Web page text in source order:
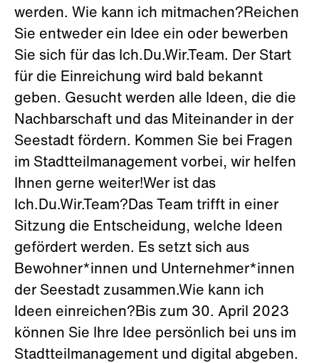
werden. Wie kann ich mitmachen?Reichen
Sie entweder ein Idee ein oder bewerben
Sie sich für das Ich.Du.Wir.Team. Der Start
für die Einreichung wird bald bekannt
geben. Gesucht werden alle Ideen, die die
Nachbarschaft und das Miteinander in der
Seestadt fördern. Kommen Sie bei Fragen
im Stadtteilmanagement vorbei, wir helfen
Ihnen gerne weiter!Wer ist das
Ich.Du.Wir.Team?Das Team trifft in einer
Sitzung die Entscheidung, welche Ideen
gefördert werden. Es setzt sich aus
Bewohner*innen und Unternehmer*innen
der Seestadt zusammen.Wie kann ich
Ideen einreichen?Bis zum 30. April 2023
können Sie Ihre Idee persönlich bei uns im
Stadtteilmanagement und digital abgeben.